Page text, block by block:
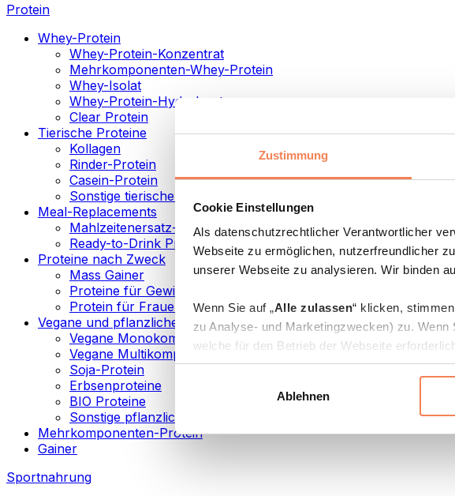
Zustimmung
Cookie Einstellungen
Als datenschutzrechtlicher Verantwortlicher
Webseite zu ermöglichen, nutzerfreundlicher
unserer Webseite zu analysieren. Wir binden
Wenn Sie auf „Alle zulassen“ klicken,
zu Analyse- und Marketingzwecken) zu. Wenn
welche für den Betrieb der Webseite
„Anpassen“ einzelne Kategorien an- oder
Weitere Informationen über die Verarbeitung
Ablehnen
Protein
Whey-Protein
Whey-Protein-Konzentrat
Mehrkomponenten-Whey-Protein
Whey-Isolat
Whey-Protein-Hydrolysat
Clear Protein
Tierische Proteine
Kollagen
Rinder-Protein
Casein-Protein
Sonstige tierische Proteine
Meal-Replacements
Mahlzeitenersatz-Pulver
Ready-to-Drink Proteingetränke
Proteine nach Zweck
Mass Gainer
Proteine für Gewichtsverlust
Protein für Frauen
Vegane und pflanzliche Proteine
Vegane Monokomponenten-Proteine
Vegane Multikomponenten-Proteine
Soja-Protein
Erbsenproteine
BIO Proteine
Sonstige pflanzliche Proteine
Mehrkomponenten-Protein
Gainer
Sportnahrung